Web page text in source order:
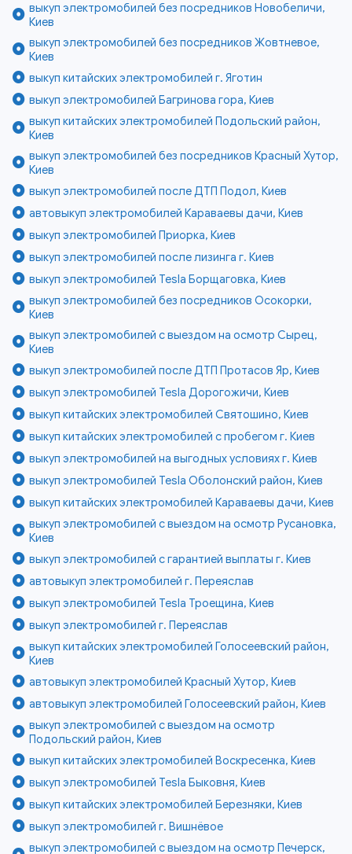
выкуп электромобилей без посредников Новобеличи,
Киев
выкуп электромобилей без посредников Жовтневое,
Киев
выкуп китайских электромобилей г. Яготин
выкуп электромобилей Багринова гора, Киев
выкуп китайских электромобилей Подольский район,
Киев
выкуп электромобилей без посредников Красный Хутор,
Киев
выкуп электромобилей после ДТП Подол, Киев
автовыкуп электромобилей Караваевы дачи, Киев
выкуп электромобилей Приорка, Киев
выкуп электромобилей после лизинга г. Киев
выкуп электромобилей Tesla Борщаговка, Киев
выкуп электромобилей без посредников Осокорки,
Киев
выкуп электромобилей с выездом на осмотр Сырец,
Киев
выкуп электромобилей после ДТП Протасов Яр, Киев
выкуп электромобилей Tesla Дорогожичи, Киев
выкуп китайских электромобилей Святошино, Киев
выкуп китайских электромобилей с пробегом г. Киев
выкуп электромобилей на выгодных условиях г. Киев
выкуп электромобилей Tesla Оболонский район, Киев
выкуп китайских электромобилей Караваевы дачи, Киев
выкуп электромобилей с выездом на осмотр Русановка,
Киев
выкуп электромобилей с гарантией выплаты г. Киев
автовыкуп электромобилей г. Переяслав
выкуп электромобилей Tesla Троещина, Киев
выкуп электромобилей г. Переяслав
выкуп китайских электромобилей Голосеевский район,
Киев
автовыкуп электромобилей Красный Хутор, Киев
автовыкуп электромобилей Голосеевский район, Киев
выкуп электромобилей с выездом на осмотр
Подольский район, Киев
выкуп китайских электромобилей Воскресенка, Киев
выкуп электромобилей Tesla Быковня, Киев
выкуп китайских электромобилей Березняки, Киев
выкуп электромобилей г. Вишнёвое
выкуп электромобилей с выездом на осмотр Печерск,